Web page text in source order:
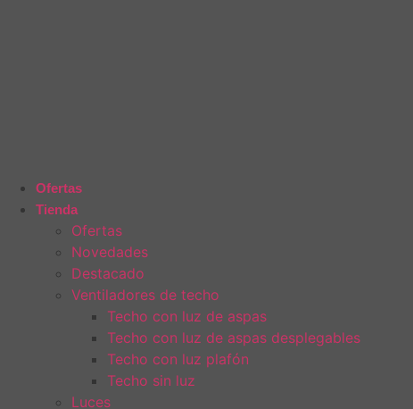
Ofertas
Tienda
Ofertas
Novedades
Destacado
Ventiladores de techo
Techo con luz de aspas
Techo con luz de aspas desplegables
Techo con luz plafón
Techo sin luz
Luces